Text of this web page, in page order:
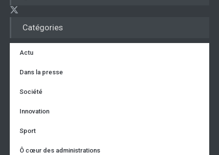
Catégories
Actu
Dans la presse
Société
Innovation
Sport
Ô cœur des administrations